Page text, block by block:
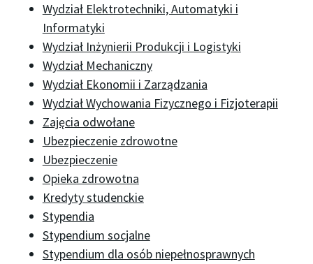
Wydział Elektrotechniki, Automatyki i
Informatyki
Wydział Inżynierii Produkcji i Logistyki
Wydział Mechaniczny
Wydział Ekonomii i Zarządzania
Wydział Wychowania Fizycznego i Fizjoterapii
Zajęcia odwołane
Ubezpieczenie zdrowotne
Ubezpieczenie
Opieka zdrowotna
Kredyty studenckie
Stypendia
Stypendium socjalne
Stypendium dla osób niepełnosprawnych